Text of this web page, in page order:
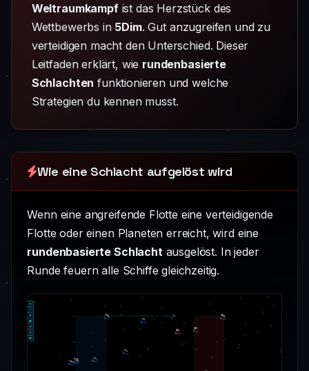
Weltraumkampfist das Herzstück des
Wettbewerbs in 5Dim. Gut anzugreifen und zu
verteidigen macht den Unterschied. Dieser
Leitfaden erklärt, wie rundenbasierte
Schlachten funktionieren und welche
Strategien du kennen musst.
Wie eine Schlacht aufgelöst wird
Wenn eine angreifende Flotte eine verteidigende
Flotte oder einen Planeten erreicht, wird eine
rundenbasierte Schlacht ausgelöst. In jeder
Runde feuern alle Schiffe gleichzeitig.